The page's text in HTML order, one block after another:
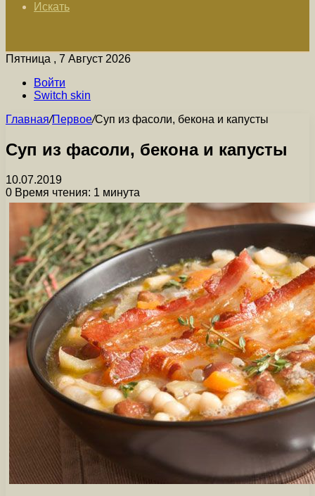
Искать
Пятница , 7 Август 2026
Войти
Switch skin
Главная/Первое/Суп из фасоли, бекона и капусты
Суп из фасоли, бекона и капусты
10.07.2019
0 Время чтения: 1 минута